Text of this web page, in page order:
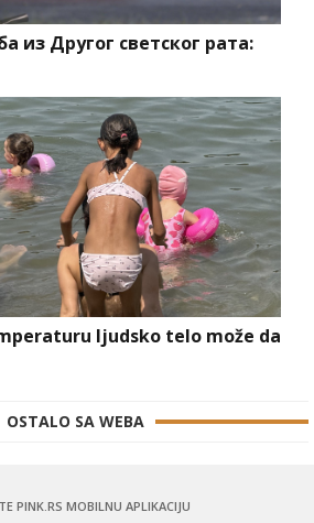
из Другог светског рата:
ljudsko telo može da
OSTALO SA WEBA
PINK.RS MOBILNU APLIKACIJU